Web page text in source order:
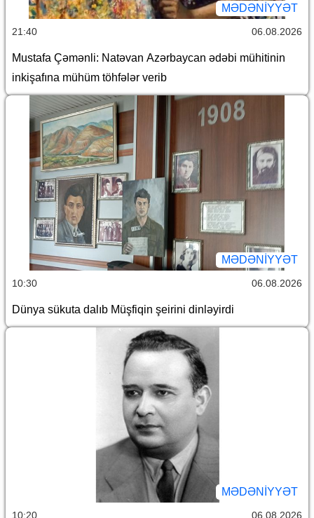
MƏDƏNIYYƏT
21:40 06.08.2026
Mustafa Çəmənli: Natəvan Azərbaycan ədəbi mühitinin
inkişafına mühüm töhfələr verib
MƏDƏNIYYƏT
10:30 06.08.2026
Dünya sükuta dalıb Müşfiqin şeirini dinləyirdi
MƏDƏNIYYƏT
10:20 06.08.2026